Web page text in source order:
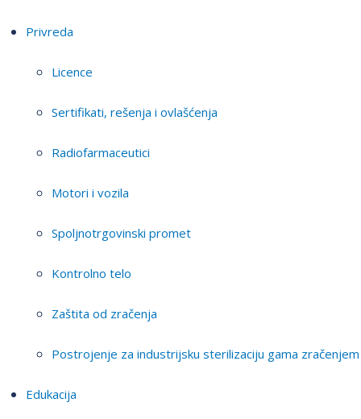
Privreda
Licence
Sertifikati, rešenja i ovlašćenja
Radiofarmaceutici
Motori i vozila
Spoljnotrgovinski promet
Kontrolno telo
Zaštita od zračenja
Postrojenje za industrijsku sterilizaciju gama zračenjem
Edukacija